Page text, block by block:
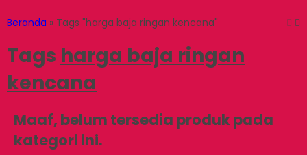
Beranda » Tags "harga baja ringan kencana"
Tags harga baja ringan
kencana
Maaf, belum tersedia produk pada
kategori ini.